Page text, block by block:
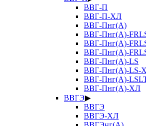
ВВГ-П
ВВГ-П-ХЛ
ВВГ-Пнг(А)
ВВГ-Пнг(А)-
ВВГ-Пнг(А)-
ВВГ-Пнг(А)-
ВВГ-Пнг(А)-LS
ВВГ-Пнг(А)-LS-
ВВГ-Пнг(А)-
ВВГ-Пнг(А)-ХЛ
ВВГЭ▶
ВВГЭ
ВВГЭ-ХЛ